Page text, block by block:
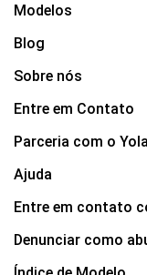
Modelos
Blog
Sobre nós
Entre em Contato
Parceria com o Yola
Ajuda
Entre em contato
Denunciar como